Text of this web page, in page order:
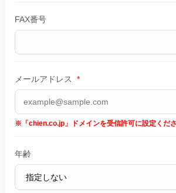
FAX番号
メールアドレス *
※「chien.co.jp」ドメインを受信許可に設定くだ
年齢